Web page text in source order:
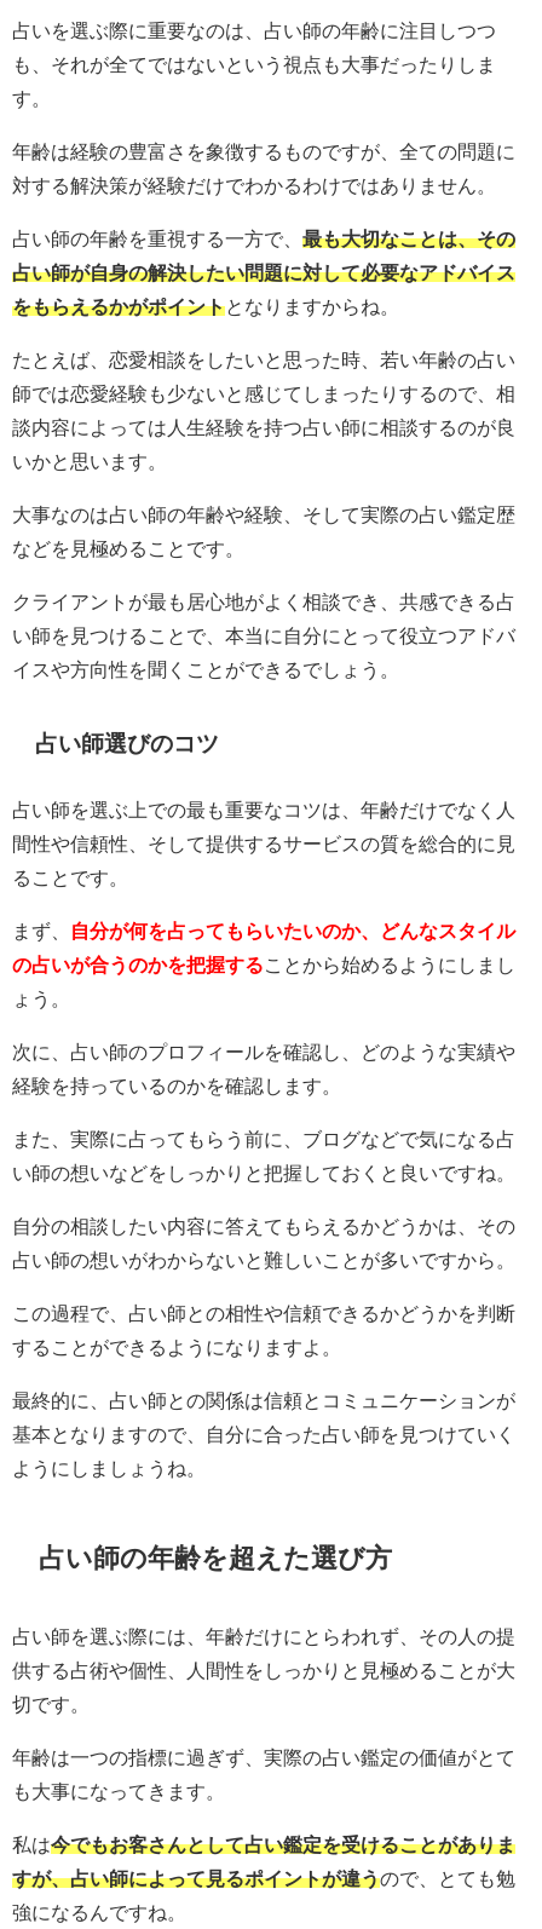
占いを選ぶ際に重要なのは、占い師の年齢に注目しつつ
も、それが全てではないという視点も大事だったりしま
す。
年齢は経験の豊富さを象徴するものですが、全ての問題に
対する解決策が経験だけでわかるわけではありません。
占い師の年齢を重視する一方で、 最も大切なことは、その
占い師が自身の解決したい問題に対して必要なアドバイス
をもらえるかがポイントとなりますからね。
たとえば、恋愛相談をしたいと思った時、若い年齢の占い
師では恋愛経験も少ないと感じてしまったりするので、相
談内容によっては人生経験を持つ占い師に相談するのが良
いかと思います。
大事なのは占い師の年齢や経験、そして実際の占い鑑定歴
などを見極めることです。
クライアントが最も居心地がよく相談でき、共感できる占
い師を見つけることで、本当に自分にとって役立つアドバ
イスや方向性を聞くことができるでしょう。
占い師選びのコツ
占い師を選ぶ上での最も重要なコツは、年齢だけでなく人
間性や信頼性、そして提供するサービスの質を総合的に見
ることです。
まず、
自分が何を占ってもらいたいのか、どんなスタイル
の占いが合うのかを把握する ことから始めるようにしまし
ょう。
次に、占い師のプロフィールを確認し、どのような実績や
経験を持っているのかを確認します。
また、実際に占ってもらう前に、ブログなどで気になる占
い師の想いなどをしっかりと把握しておくと良いですね。
自分の相談したい内容に答えてもらえるかどうかは、その
占い師の想いがわからないと難しいことが多いですから。
この過程で、占い師との相性や信頼できるかどうかを判断
することができるようになりますよ。
最終的に、占い師との関係は信頼とコミュニケーションが
基本となりますので、自分に合った占い師を見つけていく
ようにしましょうね。
占い師の年齢を超えた選び方
占い師を選ぶ際には、年齢だけにとらわれず、その人の提
供する占術や個性、人間性をしっかりと見極めることが大
切です。
年齢は一つの指標に過ぎず、実際の占い鑑定の価値がとて
も大事になってきます。
私は今でもお客さんとして占い鑑定を受けることがありま
すが、占い師によって見るポイントが違うので、とても勉
強になるんですね。